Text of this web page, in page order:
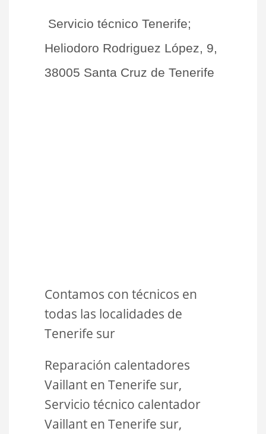
Servicio técnico Tenerife;
Heliodoro Rodriguez López, 9,
38005 Santa Cruz de Tenerife
Contamos con técnicos en
todas las localidades de
Tenerife sur
Reparación calentadores
Vaillant en Tenerife sur,
Servicio técnico calentador
Vaillant en Tenerife sur,